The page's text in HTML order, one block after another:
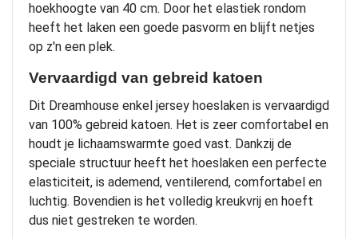
hoekhoogte van 40 cm. Door het elastiek rondom
heeft het laken een goede pasvorm en blijft netjes
op z'n een plek.
Vervaardigd van gebreid katoen
Dit Dreamhouse enkel jersey hoeslaken is vervaardigd
van 100% gebreid katoen. Het is zeer comfortabel en
houdt je lichaamswarmte goed vast. Dankzij de
speciale structuur heeft het hoeslaken een perfecte
elasticiteit, is ademend, ventilerend, comfortabel en
luchtig. Bovendien is het volledig kreukvrij en hoeft
dus niet gestreken te worden.